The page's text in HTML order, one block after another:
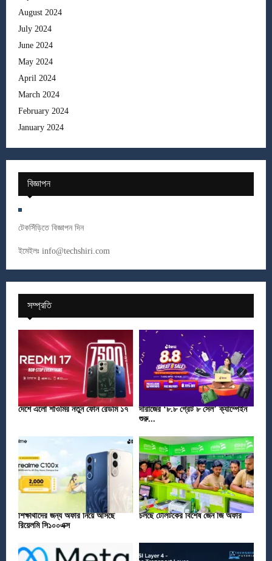
August 2024
July 2024
June 2024
May 2024
April 2024
March 2024
February 2024
January 2024
বিজ্ঞাপন
টেকসিঁড়িতে বিজ্ঞাপন দিন
ইমেইলঃ info@techshiri.com
সম্প্রতি
দেশে এলো শাওমির নতুন ফোন রেডমি ১৭
দারাজের ‘৮.৮ গ্রেট ৮ সেল’ ক্যাম্পেইন
শুরু...
শিক্ষার্থীদের জন্য অফার নিয়ে আসছে
রিয়েলমি সি১০০এক্স
চলছে টেলিটকের বিশেষ জেন জি অফার